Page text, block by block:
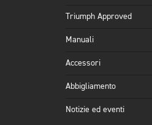
Triumph Approved
Manuali
Accessori
Abbigliamento
Notizie ed eventi